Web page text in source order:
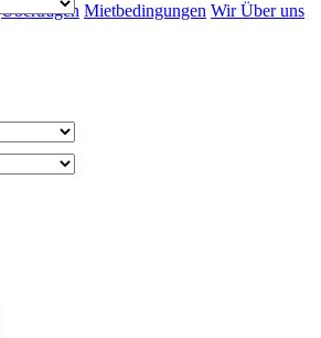
Übertragen Mietbedingungen Wir Über uns